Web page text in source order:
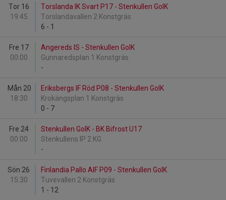
Tor 16
19:45
Torslanda IK Svart P17 - Stenkullen GoIK
Torslandavallen 2 Konstgräs
6 - 1
Fre 17
00:00
Angereds IS - Stenkullen GoIK
Gunnaredsplan 1 Konstgräs
-
Mån 20
18:30
Eriksbergs IF Röd P08 - Stenkullen GoIK
Krokängsplan 1 Konstgräs
0 - 7
Fre 24
00:00
Stenkullen GoIK - BK Bifrost U17
Stenkullens IP 2 KG
-
Sön 26
15:30
Finlandia Pallo AIF P09 - Stenkullen GoIK
Tuvevallen 2 Konstgräs
1 - 12